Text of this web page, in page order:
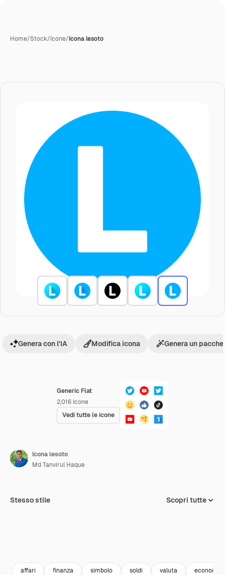
Home/Stock/Icone/Icona lesoto
Generic Flat
2,016 Icone
Vedi tutte le icone
Genera con l'IA Modifica icona Genera un
Icona lesoto
Md Tanvirul Haque
Stesso stile Scopri tutte
affari finanza simbolo soldi valuta economia